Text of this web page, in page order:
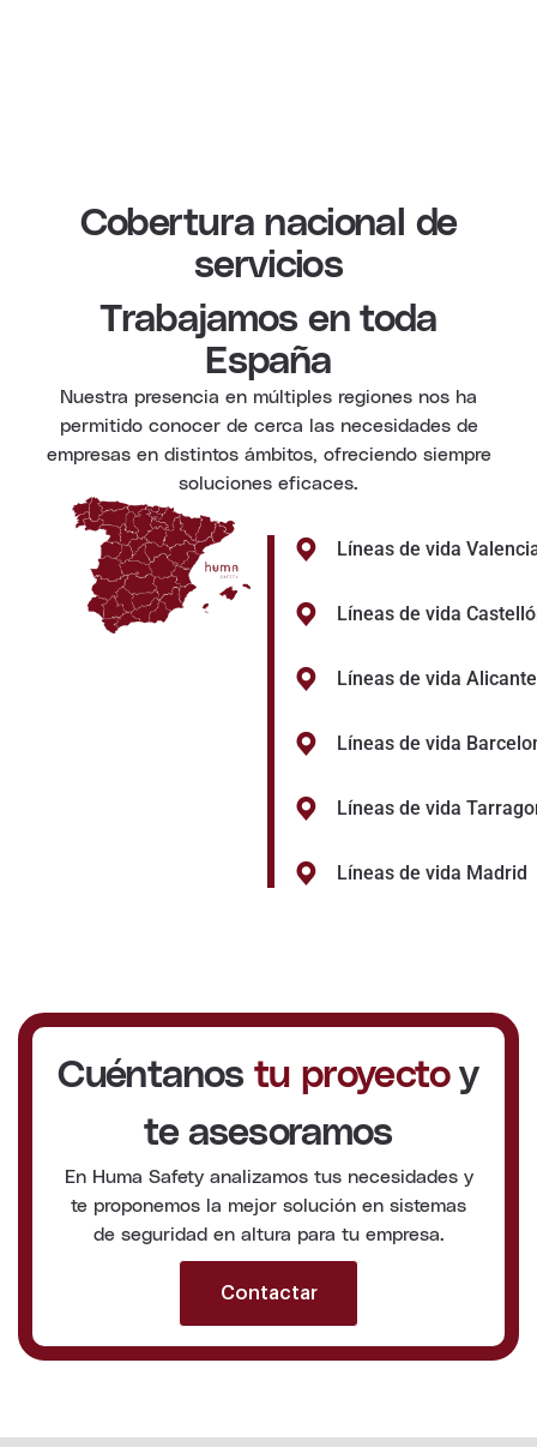
Cobertura nacional de
servicios
Trabajamos en toda
España
Nuestra presencia en múltiples regiones nos ha
permitido conocer de cerca las necesidades de
empresas en distintos ámbitos, ofreciendo siempre
soluciones eficaces.
Líneas de vida
Líneas de vida
Líneas de vida Alicante
Líneas de vida
Líneas de vida
Líneas de vida Madrid
Cuéntanos tu proyectoy
te asesoramos
En Huma Safety analizamos tus necesidades y
te proponemos la mejor solución en sistemas
de seguridad en altura para tu empresa.
Contactar